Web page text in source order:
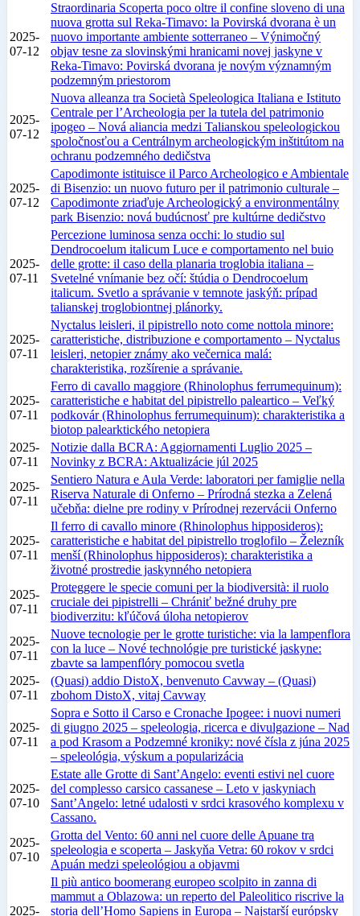
2025-
07-12
Straordinaria Scoperta poco oltre il confine sloveno di una
nuova grotta sul Reka-Timavo: la Povirská dvorana è un
nuovo importante ambiente sotterraneo – Výnimočný
objav tesne za slovinskými hranicami novej jaskyne v
Reka-Timavo: Povirská dvorana je novým významným
podzemným priestorom
2025-
07-12
Nuova alleanza tra Società Speleologica Italiana e Istituto
Centrale per l’Archeologia per la tutela del patrimonio
ipogeo – Nová aliancia medzi Talianskou speleologickou
spoločnosťou a Centrálnym archeologickým inštitútom na
ochranu podzemného dedičstva
2025-
07-12
Capodimonte istituisce il Parco Archeologico e Ambientale
di Bisenzio: un nuovo futuro per il patrimonio culturale –
Capodimonte zriaďuje Archeologický a environmentálny
park Bisenzio: nová budúcnosť pre kultúrne dedičstvo
2025-
07-11
Percezione luminosa senza occhi: lo studio sul
Dendrocoelum italicum Luce e comportamento nel buio
delle grotte: il caso della planaria troglobia italiana –
Svetelné vnímanie bez očí: štúdia o Dendrocoelum
italicum. Svetlo a správanie v temnote jaskýň: prípad
talianskej troglobiontnej plánorky.
2025-
07-11
Nyctalus leisleri, il pipistrello noto come nottola minore:
caratteristiche, distribuzione e comportamento – Nyctalus
leisleri, netopier známy ako večernica malá:
charakteristika, rozšírenie a správanie.
2025-
07-11
Ferro di cavallo maggiore (Rhinolophus ferrumequinum):
caratteristiche e habitat del pipistrello paleartico – Veľký
podkovár (Rhinolophus ferrumequinum): charakteristika a
biotop palearktického netopiera
2025-
07-11
Notizie dalla BCRA: Aggiornamenti Luglio 2025 –
Novinky z BCRA: Aktualizácie júl 2025
2025-
07-11
Sentiero Natura e Aula Verde: laboratori per famiglie nella
Riserva Naturale di Onferno – Prírodná stezka a Zelená
učebňa: dielne pre rodiny v Prírodnej rezervácii Onferno
2025-
07-11
Il ferro di cavallo minore (Rhinolophus hipposideros):
caratteristiche e habitat del pipistrello troglofilo – Železník
menší (Rhinolophus hipposideros): charakteristika a
životné prostredie jaskynného netopiera
2025-
07-11
Proteggere le specie comuni per la biodiversità: il ruolo
cruciale dei pipistrelli – Chrániť bežné druhy pre
biodiverzitu: kľúčová úloha netopierov
2025-
07-11
Nuove tecnologie per le grotte turistiche: via la lampenflora
con la luce – Nové technológie pre turistické jaskyne:
zbavte sa lampenflóry pomocou svetla
2025-
07-11
(Quasi) addio DistoX, benvenuto Cavway – (Quasi)
zbohom DistoX, vitaj Cavway
2025-
07-11
Sopra e Sotto il Carso e Cronache Ipogee: i nuovi numeri
di giugno 2025 – speleologia, ricerca e divulgazione – Nad
a pod Krasom a Podzemné kroniky: nové čísla z júna 2025
– speleológia, výskum a popularizácia
2025-
07-10
Estate alle Grotte di Sant’Angelo: eventi estivi nel cuore
del complesso carsico cassanese – Leto v jaskyniach
Sant’Angelo: letné udalosti v srdci krasového komplexu v
Cassano.
2025-
07-10
Grotta del Vento: 60 anni nel cuore delle Apuane tra
speleologia e scoperta – Jaskyňa Vetra: 60 rokov v srdci
Apuán medzi speleológiou a objavmi
2025-
Il più antico boomerang europeo scolpito in zanna di
mammut a Oblazowa: un reperto del Paleolitico riscrive la
storia dell’Homo Sapiens in Europa – Najstarší európsky